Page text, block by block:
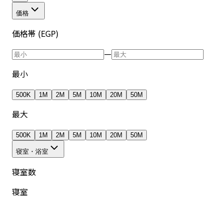
価格
価格帯 (EGP)
—
最小
500K 1M 2M 5M 10M 20M 50M
最大
500K 1M 2M 5M 10M 20M 50M
寝室・浴室
寝室数
寝室